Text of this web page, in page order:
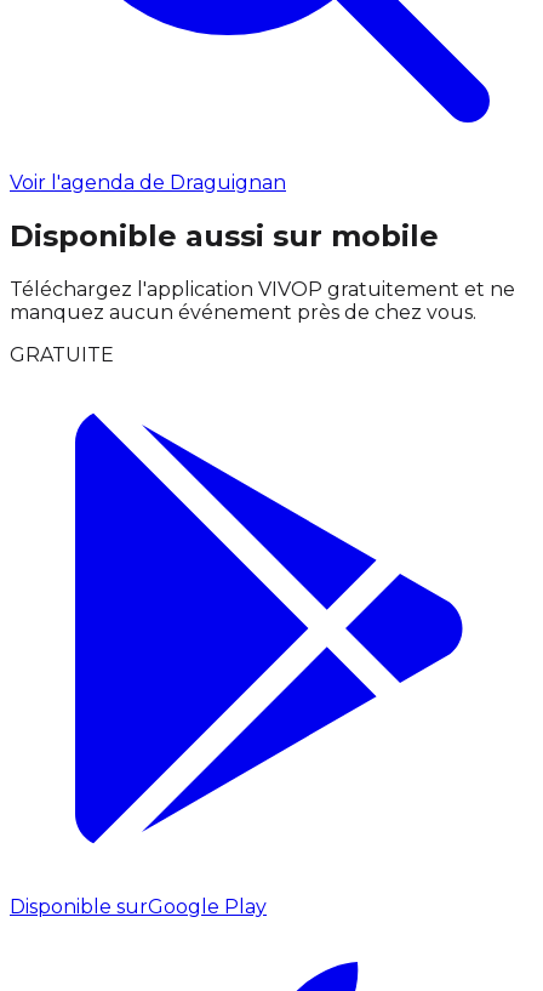
Voir l'agenda de Draguignan
Disponible aussi sur mobile
Téléchargez l'application VIVOP gratuitement et ne
manquez aucun événement près de chez vous.
GRATUITE
Disponible surGoogle Play